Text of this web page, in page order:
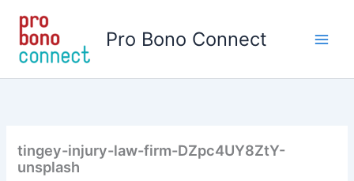
content
Pro Bono Connect
tingey-injury-law-firm-DZpc4UY8ZtY-
unsplash